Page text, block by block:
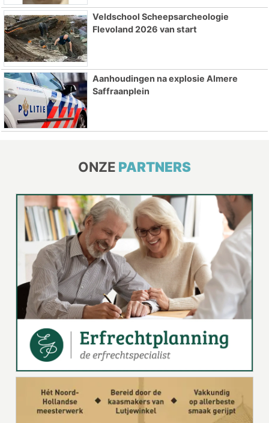
Veldschool Scheepsarcheologie
Flevoland 2026 van start
Aanhoudingen na explosie Almere
Saffraanplein
ONZE PARTNERS